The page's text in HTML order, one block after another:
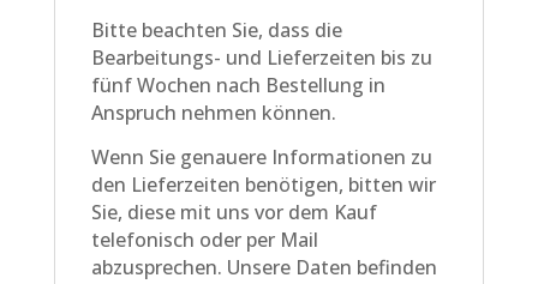
Bitte beachten Sie, dass die
Bearbeitungs- und Lieferzeiten bis zu
fünf Wochen nach Bestellung in
Anspruch nehmen können.
Wenn Sie genauere Informationen zu
den Lieferzeiten benötigen, bitten wir
Sie, diese mit uns vor dem Kauf
telefonisch oder per Mail
abzusprechen. Unsere Daten befinden